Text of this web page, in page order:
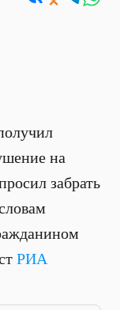
на
забрать
РИА